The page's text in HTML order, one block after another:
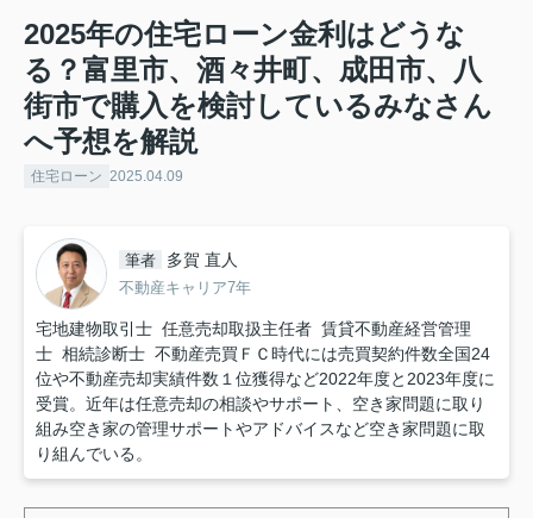
2025年の住宅ローン金利はどうな
る？富里市、酒々井町、成田市、八
街市で購入を検討しているみなさん
へ予想を解説
住宅ローン 2025.04.09
筆者 多賀 直人
不動産キャリア7年
宅地建物取引士 任意売却取扱主任者 賃貸不動産経営管理
士 相続診断士 不動産売買ＦＣ時代には売買契約件数全国24
位や不動産売却実績件数１位獲得など2022年度と2023年度に
受賞。近年は任意売却の相談やサポート、空き家問題に取り
組み空き家の管理サポートやアドバイスなど空き家問題に取
り組んでいる。